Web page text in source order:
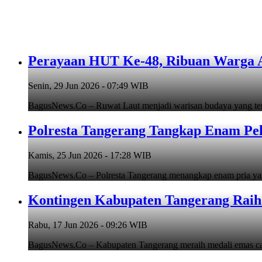
Perayaan HUT Ke-48, Ribuan
Senin, 29 Jun 2026 - 07:49 WIB
BagusNews.Co – Ruwat Laut menjadi warisan budaya yang
Polresta Tangerang Tangkap Enam
Kamis, 25 Jun 2026 - 17:28 WIB
BagusNews.Co – Polresta Tangerang menangkap enam pria
Kontingen Kabupaten Tangerang
Rabu, 17 Jun 2026 - 09:26 WIB
BagusNews.Co – Kabupaten Tangerang meraih medali